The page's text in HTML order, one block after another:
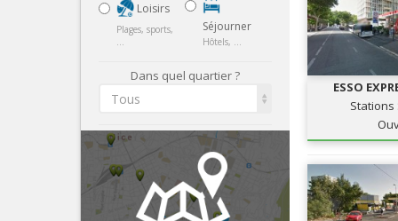
Loisirs
Plages, sports,
...
Séjourner
Hôtels, ...
Dans quel quartier ?
Tous
ESSO
Stations